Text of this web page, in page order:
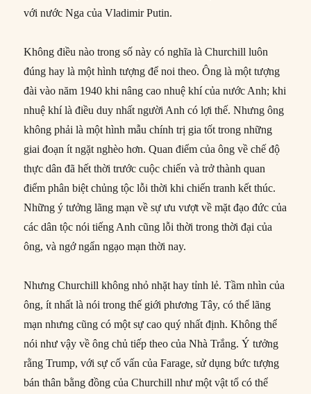
với nước Nga của Vladimir Putin.
Không điều nào trong số này có nghĩa là Churchill luôn
đúng hay là một hình tượng để noi theo. Ông là một tượng
đài vào năm 1940 khi nâng cao nhuệ khí của nước Anh; khi
nhuệ khí là điều duy nhất người Anh có lợi thế. Nhưng ông
không phải là một hình mẫu chính trị gia tốt trong những
giai đoạn ít ngặt nghèo hơn. Quan điểm của ông về chế độ
thực dân đã hết thời trước cuộc chiến và trở thành quan
điểm phân biệt chủng tộc lỗi thời khi chiến tranh kết thúc.
Những ý tưởng lãng mạn về sự ưu vượt về mặt đạo đức của
các dân tộc nói tiếng Anh cũng lỗi thời trong thời đại của
ông, và ngớ ngẩn ngạo mạn thời nay.
Nhưng Churchill không nhỏ nhặt hay tỉnh lẻ. Tầm nhìn của
ông, ít nhất là nói trong thế giới phương Tây, có thể lãng
mạn nhưng cũng có một sự cao quý nhất định. Không thể
nói như vậy về ông chủ tiếp theo của Nhà Trắng. Ý tưởng
rằng Trump, với sự cố vấn của Farage, sử dụng bức tượng
bán thân bằng đồng của Churchill như một vật tổ có thể